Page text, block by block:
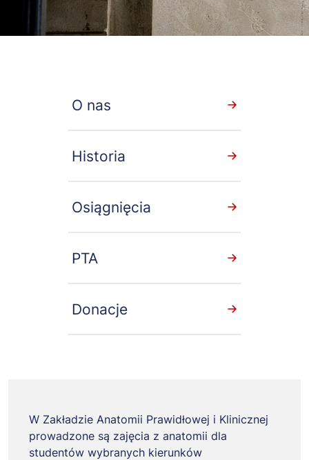
Secondary
menu
O nas
Historia
Osiągnięcia
PTA
Donacje
W Zakładzie Anatomii Prawidłowej i Klinicznej
prowadzone są zajęcia z anatomii dla
studentów wybranych kierunków